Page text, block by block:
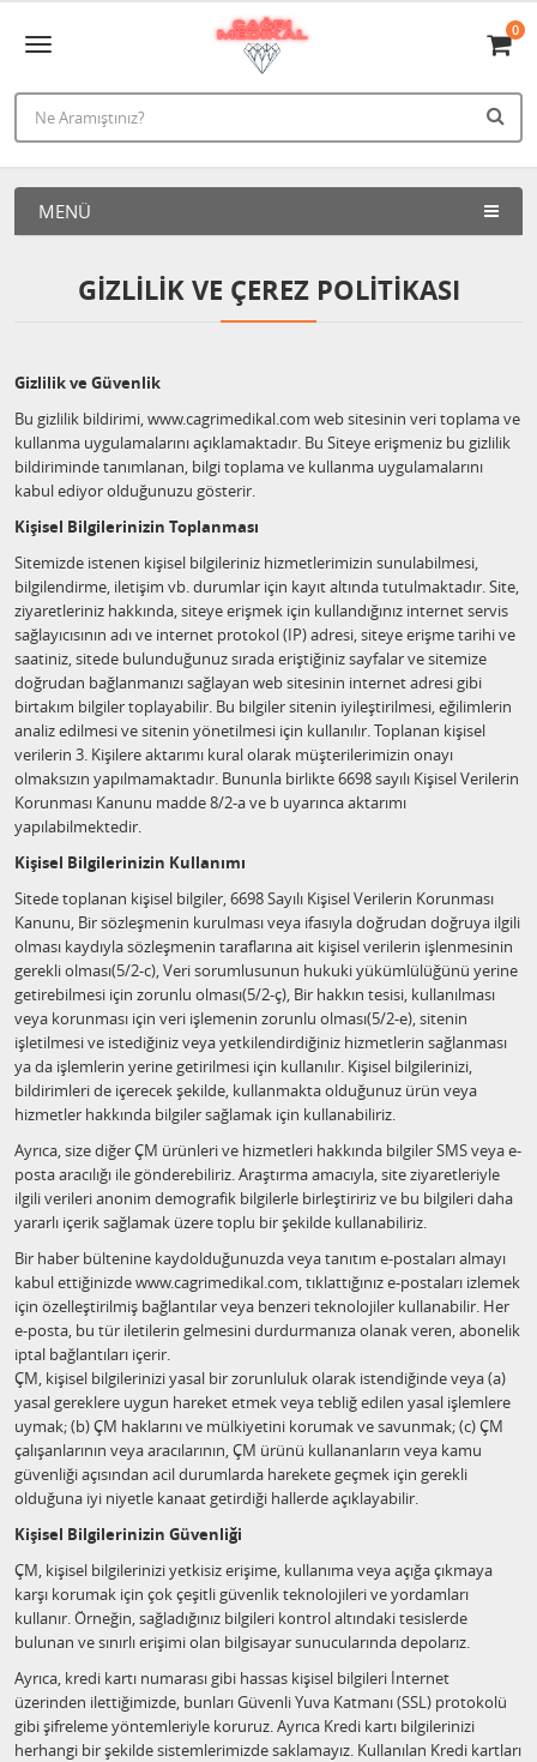
0
MENÜ
GIZLILIK VE ÇEREZ POLITIKASI
Gizlilik ve Güvenlik
Bu gizlilik bildirimi, www.cagrimedikal.com web sitesinin veri toplama ve
kullanma uygulamalarını açıklamaktadır. Bu Siteye erişmeniz bu gizlilik
bildiriminde tanımlanan, bilgi toplama ve kullanma uygulamalarını
kabul ediyor olduğunuzu gösterir.
Kişisel Bilgilerinizin Toplanması
Sitemizde istenen kişisel bilgileriniz hizmetlerimizin sunulabilmesi,
bilgilendirme, iletişim vb. durumlar için kayıt altında tutulmaktadır. Site,
ziyaretleriniz hakkında, siteye erişmek için kullandığınız internet servis
sağlayıcısının adı ve internet protokol (IP) adresi, siteye erişme tarihi ve
saatiniz, sitede bulunduğunuz sırada eriştiğiniz sayfalar ve sitemize
doğrudan bağlanmanızı sağlayan web sitesinin internet adresi gibi
birtakım bilgiler toplayabilir. Bu bilgiler sitenin iyileştirilmesi, eğilimlerin
analiz edilmesi ve sitenin yönetilmesi için kullanılır. Toplanan kişisel
verilerin 3. Kişilere aktarımı kural olarak müşterilerimizin onayı
olmaksızın yapılmamaktadır. Bununla birlikte 6698 sayılı Kişisel Verilerin
Korunması Kanunu madde 8/2-a ve b uyarınca aktarımı
yapılabilmektedir.
Kişisel Bilgilerinizin Kullanımı
Sitede toplanan kişisel bilgiler, 6698 Sayılı Kişisel Verilerin Korunması
Kanunu, Bir sözleşmenin kurulması veya ifasıyla doğrudan doğruya ilgili
olması kaydıyla sözleşmenin taraflarına ait kişisel verilerin işlenmesinin
gerekli olması(5/2-c), Veri sorumlusunun hukuki yükümlülüğünü yerine
getirebilmesi için zorunlu olması(5/2-ç), Bir hakkın tesisi, kullanılması
veya korunması için veri işlemenin zorunlu olması(5/2-e), sitenin
işletilmesi ve istediğiniz veya yetkilendirdiğiniz hizmetlerin sağlanması
ya da işlemlerin yerine getirilmesi için kullanılır. Kişisel bilgilerinizi,
bildirimleri de içerecek şekilde, kullanmakta olduğunuz ürün veya
hizmetler hakkında bilgiler sağlamak için kullanabiliriz.
Ayrıca, size diğer ÇM ürünleri ve hizmetleri hakkında bilgiler SMS veya e-
posta aracılığı ile gönderebiliriz. Araştırma amacıyla, site ziyaretleriyle
ilgili verileri anonim demografik bilgilerle birleştiririz ve bu bilgileri daha
yararlı içerik sağlamak üzere toplu bir şekilde kullanabiliriz.
Bir haber bültenine kaydolduğunuzda veya tanıtım e-postaları almayı
kabul ettiğinizde www.cagrimedikal.com, tıklattığınız e-postaları izlemek
için özelleştirilmiş bağlantılar veya benzeri teknolojiler kullanabilir. Her
e-posta, bu tür iletilerin gelmesini durdurmanıza olanak veren, abonelik
iptal bağlantıları içerir.
ÇM, kişisel bilgilerinizi yasal bir zorunluluk olarak istendiğinde veya (a)
yasal gereklere uygun hareket etmek veya tebliğ edilen yasal işlemlere
uymak; (b) ÇM haklarını ve mülkiyetini korumak ve savunmak; (c) ÇM
çalışanlarının veya aracılarının, ÇM ürünü kullananların veya kamu
güvenliği açısından acil durumlarda harekete geçmek için gerekli
olduğuna iyi niyetle kanaat getirdiği hallerde açıklayabilir.
Kişisel Bilgilerinizin Güvenliği
ÇM, kişisel bilgilerinizi yetkisiz erişime, kullanıma veya açığa çıkmaya
karşı korumak için çok çeşitli güvenlik teknolojileri ve yordamları
kullanır. Örneğin, sağladığınız bilgileri kontrol altındaki tesislerde
bulunan ve sınırlı erişimi olan bilgisayar sunucularında depolarız.
Ayrıca, kredi kartı numarası gibi hassas kişisel bilgileri İnternet
üzerinden ilettiğimizde, bunları Güvenli Yuva Katmanı (SSL) protokolü
gibi şifreleme yöntemleriyle koruruz. Ayrıca Kredi kartı bilgilerinizi
herhangi bir şekilde sistemlerimizde saklamayız. Kullanılan Kredi kartları